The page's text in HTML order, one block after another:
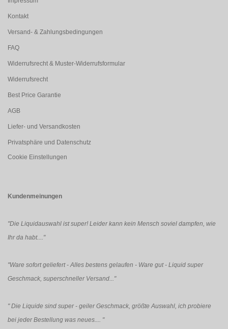
Kontakt
Versand- & Zahlungsbedingungen
FAQ
Widerrufsrecht & Muster-Widerrufsformular
Widerrufsrecht
Best Price Garantie
AGB
Liefer- und Versandkosten
Privatsphäre und Datenschutz
Cookie Einstellungen
Kundenmeinungen
"Die Liquidauswahl ist super! Leider kann kein Mensch soviel dampfen, wie
Ihr da habt...."
"Ware sofort geliefert - Alles bestens gelaufen - Ware gut - Liquid super
Geschmack, superschneller Versand..."
"Die Liquide sind super - geiler Geschmack, größte Auswahl, ich probiere
bei jeder Bestellung was neues.... "